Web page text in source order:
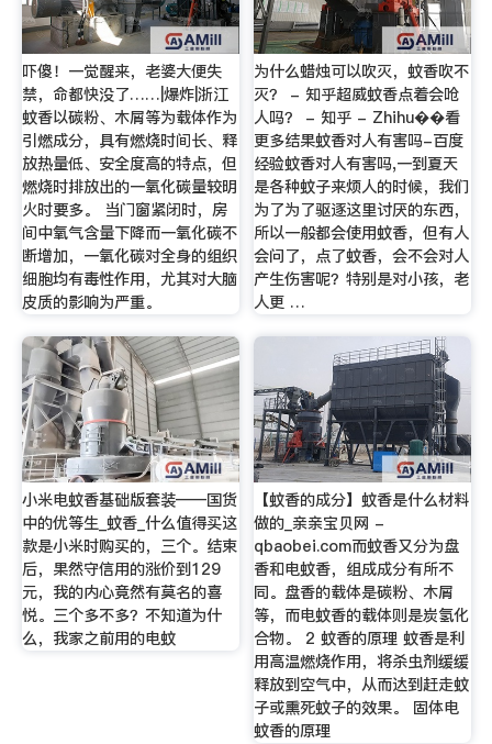
吓傻！一觉醒来，老婆大便失
禁，命都快没了……|爆炸|浙江
蚊香以碳粉、木屑等为载体作为
引燃成分，具有燃烧时间长、释
放热量低、安全度高的特点，但
燃烧时排放出的一氧化碳量较明
火时要多。 当门窗紧闭时，房
间中氧气含量下降而一氧化碳不
断增加，一氧化碳对全身的组织
细胞均有毒性作用，尤其对大脑
皮质的影响为严重。
为什么蜡烛可以吹灭，蚊香吹不
灭？ - 知乎超威蚊香点着会呛
人吗？ - 知乎 - Zhihu��看
更多结果蚊香对人有害吗-百度
经验蚊香对人有害吗,一到夏天
是各种蚊子来烦人的时候，我们
为了为了驱逐这里讨厌的东西，
所以一般都会使用蚊香，但有人
会问了，点了蚊香，会不会对人
产生伤害呢？特别是对小孩，老
人更 …
小米电蚊香基础版套装——国货
中的优等生_蚊香_什么值得买这
款是小米时购买的，三个。结束
后，果然守信用的涨价到129
元，我的内心竟然有莫名的喜
悦。三个多不多？不知道为什
么，我家之前用的电蚊
【蚊香的成分】蚊香是什么材料
做的_亲亲宝贝网 -
qbaobei.com而蚊香又分为盘
香和电蚊香，组成成分有所不
同。盘香的载体是碳粉、木屑
等，而电蚊香的载体则是炭氢化
合物。 2 蚊香的原理 蚊香是利
用高温燃烧作用，将杀虫剂缓缓
释放到空气中，从而达到赶走蚊
子或熏死蚊子的效果。 固体电
蚊香的原理